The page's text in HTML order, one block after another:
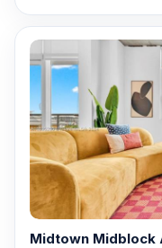
Midtown Midblock